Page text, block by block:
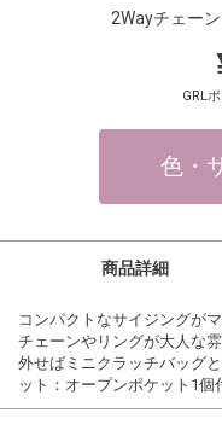
2Wayチェー
GRL
色・
商品詳細
コンパクトなサイジングが
チェーンやリングが大人な
外せばミニクラッチバッグ
ット：オープンポケット1